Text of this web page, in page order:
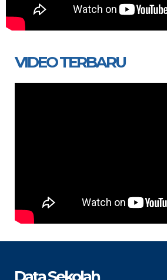
VIDEO TERBARU